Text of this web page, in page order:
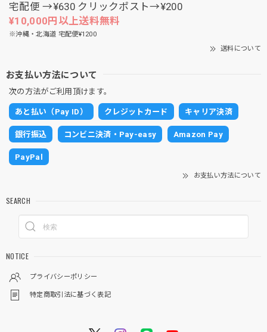
宅配便 →¥630 クリックポスト→¥200
¥10,000円以上送料無料
※沖縄・北海道 宅配便¥1200
送料について
お支払い方法について
次の方法がご利用頂けます。
あと払い（Pay ID） クレジットカード キャリア決済
銀行振込 コンビニ決済・Pay-easy Amazon Pay
PayPal
お支払い方法について
SEARCH
NOTICE
プライバシーポリシー
特定商取引法に基づく表記